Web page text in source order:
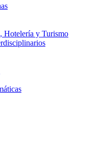
Hotelería y Turismo